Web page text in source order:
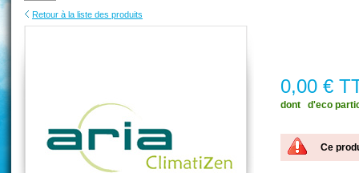
Retour à la liste des produits
0,00 €
dont  d'eco
Ce